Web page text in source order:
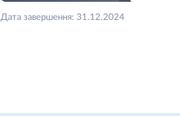
Дата завершення: 31.12.2024